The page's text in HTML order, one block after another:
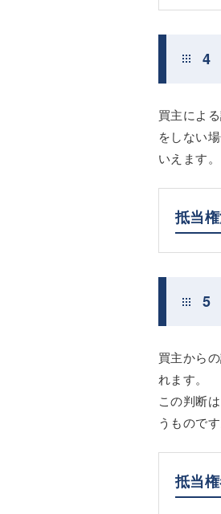
4
買主によ
をしない
いえます。
抵当
5
買主から
れます。
この判断
うもので
抵当